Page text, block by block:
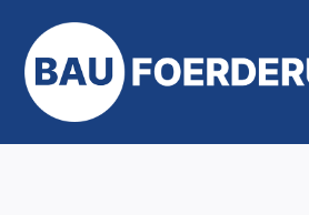
Inhalt
springen